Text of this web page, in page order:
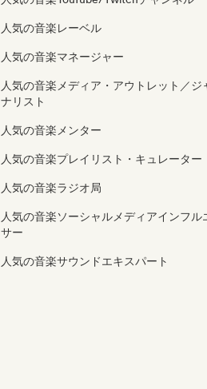
人気の音楽レーベル
人気の音楽マネージャー
人気の音楽メディア・アウトレット／ジ
ナリスト
人気の音楽メンター
人気の音楽プレイリスト・キュレーター
人気の音楽ラジオ局
人気の音楽ソーシャルメディアインフル
サー
人気の音楽サウンドエキスパート